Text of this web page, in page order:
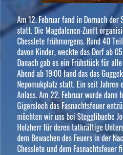
Am 12. Februar fand in Dornach der
statt. Die Magdalenen-Zunft
Chesslete frühmorgens. Rund 40
davon Kinder, weckte das Dorf ab
Danach gab es ein Frühstück für
Abend ab 19:00 fand das das
Nepomukplatz statt. Ein seit
Anlass. Am 22. Februar wurde
Gigersloch das Fasnachtsfeuer
möchten wir uns bei Stegglibuebe
Holzherr für deren tatkräftige
dem Bewachen des Feuers in der
Chesslete und dem Fasnachtsfeuer